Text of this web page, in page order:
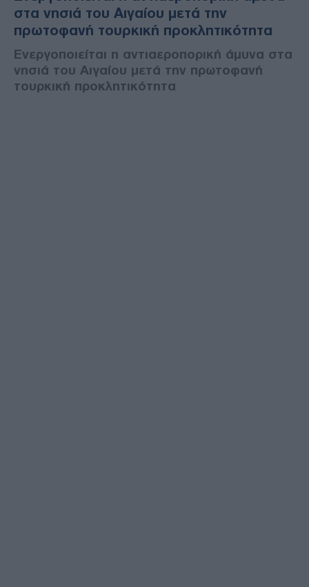
στα νησιά του Αιγαίου μετά την
πρωτοφανή τουρκική προκλητικότητα
Ενεργοποιείται η αντιαεροπορική άμυνα στα
νησιά του Αιγαίου μετά την πρωτοφανή
τουρκική προκλητικότητα